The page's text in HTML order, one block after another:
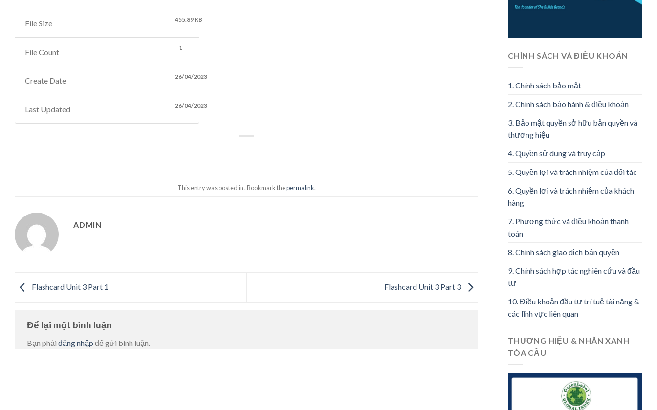
File Size 455.89 KB
File Count 1
Create Date 26/04/2023
Last Updated 26/04/2023
This entry was posted in . Bookmark thepermalink.
ADMIN
Flashcard Unit 3 Part 1 Flashcard Unit 3 Part 3
Để lại một bình luận
Bạn phải đăng nhập để gửi bình luận.
CHÍNH SÁCH VÀ ĐIỀU KHOẢN
1. Chính sách bảo mật
2. Chính sách bảo hành & điều khoản
3. Bảo mật quyền sở hữu bản quyền và
thương hiệu
4. Quyền sử dụng và truy cập
5. Quyền lợi và trách nhiệm của đối tác
6. Quyền lợi và trách nhiệm của khách
hàng
7. Phương thức và điều khoản thanh
toán
8. Chính sách giao dịch bản quyền
9. Chính sách hợp tác nghiên cứu và đầu
tư
10. Điều khoản đầu tư trí tuệ tài năng &
các lĩnh vực liên quan
THƯƠNG HIỆU & NHÃN XANH
TÒA CẦU